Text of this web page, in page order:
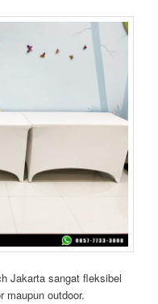
Jakarta sangat fleksibel
maupun outdoor.